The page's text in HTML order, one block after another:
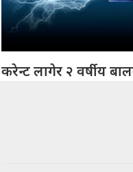
करेन्ट लागेर २ वर्षीय